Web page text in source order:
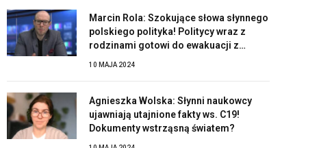
Marcin Rola: Szokujące słowa słynnego
polskiego polityka! Politycy wraz z
rodzinami gotowi do ewakuacji z
10 MAJA 2024
Agnieszka Wolska: Słynni naukowcy
ujawniają utajnione fakty ws. C19!
Dokumenty wstrząsną światem?